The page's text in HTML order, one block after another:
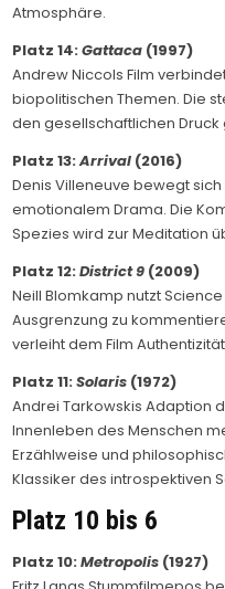
Atmosphäre.
Platz 14:Gattaca (1997)
Andrew Niccols Film
biopolitischen Themen. Die
den gesellschaftlichen
Platz 13:Arrival (2016)
Denis Villeneuve bewegt
emotionalem Drama. Die
Spezies wird zur Meditation
Platz 12:District 9 (2009)
Neill Blomkamp nutzt
Ausgrenzung zu
verleiht dem Film
Platz 11:Solaris (1972)
Andrei Tarkowskis Adaption
Innenleben des Menschen
Erzählweise und
Klassiker des introspektiven
Platz 10 bis 6
Platz 10:Metropolis (1927)